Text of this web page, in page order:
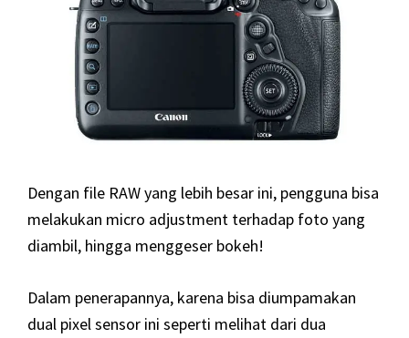
Dengan file RAW yang lebih besar ini, pengguna bisa
melakukan micro adjustment terhadap foto yang
diambil, hingga menggeser bokeh!
Dalam penerapannya, karena bisa diumpamakan
dual pixel sensor ini seperti melihat dari dua